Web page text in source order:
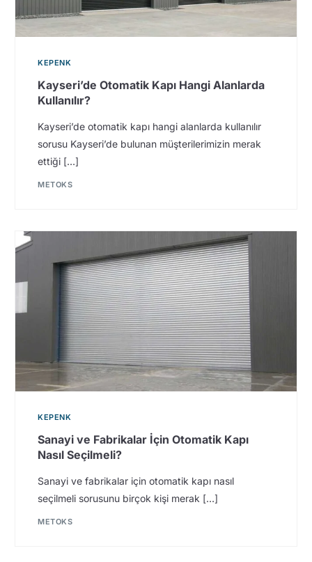
KEPENK
Kayseri’de Otomatik Kapı Hangi Alanlarda
Kullanılır?
Kayseri’de otomatik kapı hangi alanlarda kullanılır
sorusu Kayseri’de bulunan müşterilerimizin merak
ettiği […]
METOKS
KEPENK
Sanayi ve Fabrikalar İçin Otomatik Kapı
Nasıl Seçilmeli?
Sanayi ve fabrikalar için otomatik kapı nasıl
seçilmeli sorusunu birçok kişi merak […]
METOKS